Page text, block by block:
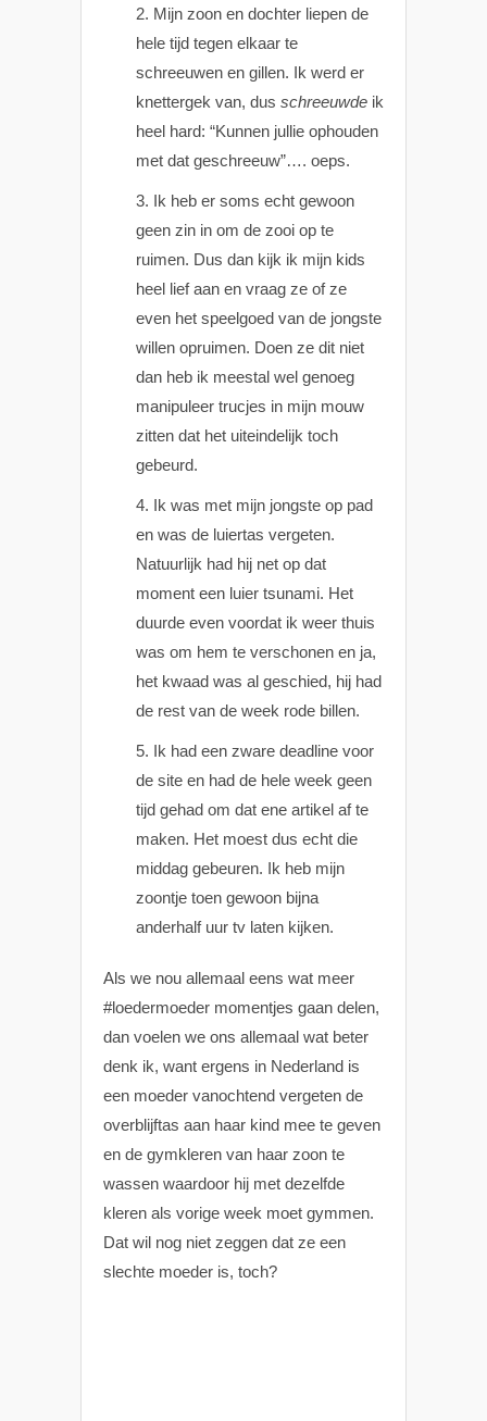
Mijn zoon en dochter liepen de
hele tijd tegen elkaar te
schreeuwen en gillen. Ik werd er
knettergek van, dus schreeuwde ik
heel hard: “Kunnen jullie ophouden
met dat geschreeuw”…. oeps.
Ik heb er soms echt gewoon
geen zin in om de zooi op te
ruimen. Dus dan kijk ik mijn kids
heel lief aan en vraag ze of ze
even het speelgoed van de jongste
willen opruimen. Doen ze dit niet
dan heb ik meestal wel genoeg
manipuleer trucjes in mijn mouw
zitten dat het uiteindelijk toch
gebeurd.
Ik was met mijn jongste op pad
en was de luiertas vergeten.
Natuurlijk had hij net op dat
moment een luier tsunami. Het
duurde even voordat ik weer thuis
was om hem te verschonen en ja,
het kwaad was al geschied, hij had
de rest van de week rode billen.
Ik had een zware deadline voor
de site en had de hele week geen
tijd gehad om dat ene artikel af te
maken. Het moest dus echt die
middag gebeuren. Ik heb mijn
zoontje toen gewoon bijna
anderhalf uur tv laten kijken.
Als we nou allemaal eens wat meer
#loedermoeder momentjes gaan delen,
dan voelen we ons allemaal wat beter
denk ik, want ergens in Nederland is
een moeder vanochtend vergeten de
overblijftas aan haar kind mee te geven
en de gymkleren van haar zoon te
wassen waardoor hij met dezelfde
kleren als vorige week moet gymmen.
Dat wil nog niet zeggen dat ze een
slechte moeder is, toch?